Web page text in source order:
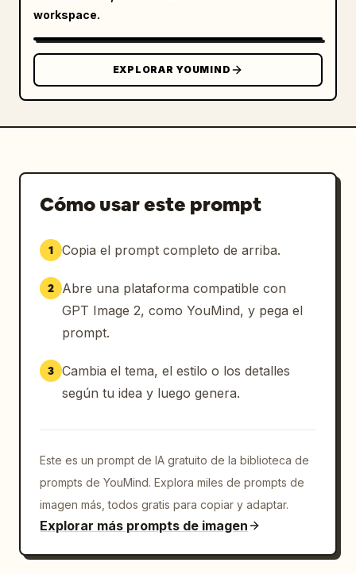
la derecha del minimapa",
        "type": "texto de ubicación",
        "text": "
LEONIDA KEYS \nPALM ISLAND"
      },
      {
        "position": "abajo a la derecha",
    ]
workspace.
EXPLORAR YOUMIND
Cómo usar este prompt
1 Copia el prompt completo de arriba.
2
Abre una plataforma compatible con
GPT Image 2, como YouMind, y pega el
prompt.
3 Cambia el tema, el estilo o los detalles
según tu idea y luego genera.
Este es un prompt de IA gratuito de la biblioteca de
prompts de YouMind. Explora miles de prompts de
imagen más, todos gratis para copiar y adaptar.
Explorar más prompts de imagen